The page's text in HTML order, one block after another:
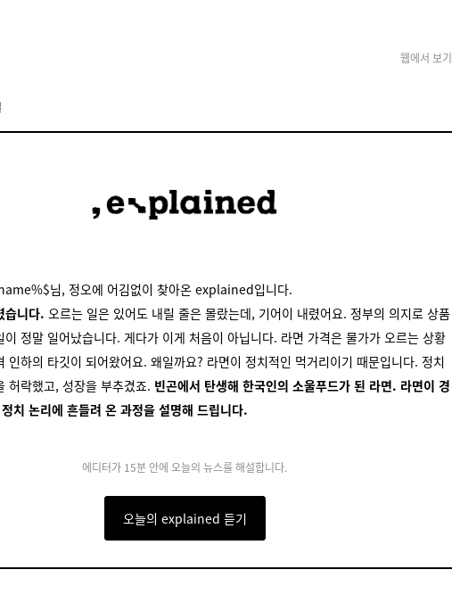
웹에서 보기
님, 정오에 어김없이 찾아온 explained입니다.
습니다. 오르는 일은 있어도 내릴 줄은 몰랐는데, 기어이 내렸어요. 정부의 의지로 상품
이 정말 일어났습니다. 게다가 이게 처음이 아닙니다. 라면 가격은 물가가 오르는 상황
인하의 타깃이 되어왔어요. 왜일까요? 라면이 정치적인 먹거리이기 때문입니다. 정치
허락했고, 성장을 부추겼죠. 빈곤에서 탄생해 한국인의 소울푸드가 된 라면. 라면이 경
치 논리에 흔들려 온 과정을 설명해 드립니다.
에디터가 15분 안에 오늘의 뉴스를 해설합니다.
오늘의 explained 듣기